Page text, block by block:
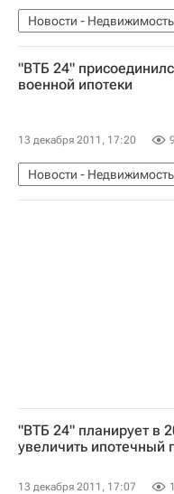
Новости - Недвижимость
Конкурсы
Инфраструктура
"ВТБ 24"
военной ипотеки
13 декабря 2011, 17:20 9
Новости - Недвижимость
Россия
"ВТБ 24" планирует в
увеличить ипотечный
13 декабря 2011, 17:07